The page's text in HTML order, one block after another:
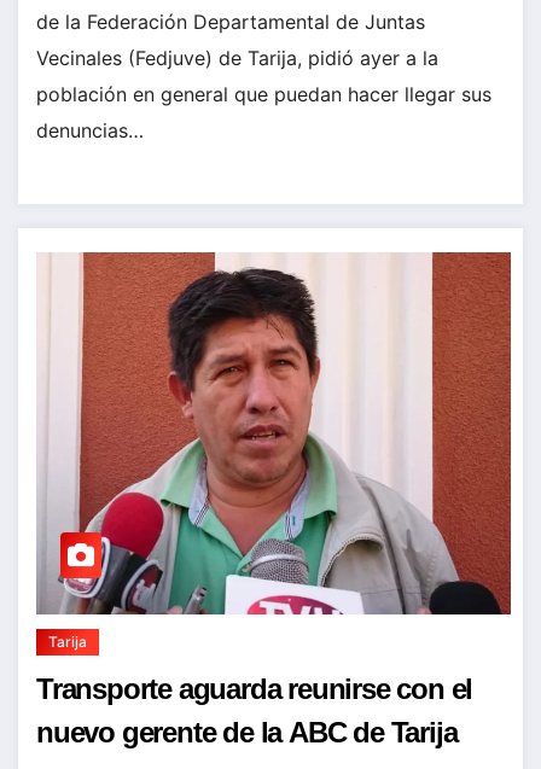
de la Federación Departamental de Juntas
Vecinales (Fedjuve) de Tarija, pidió ayer a la
población en general que puedan hacer llegar sus
denuncias…
Tarija
Transporte aguarda reunirse con el
nuevo gerente de la ABC de Tarija